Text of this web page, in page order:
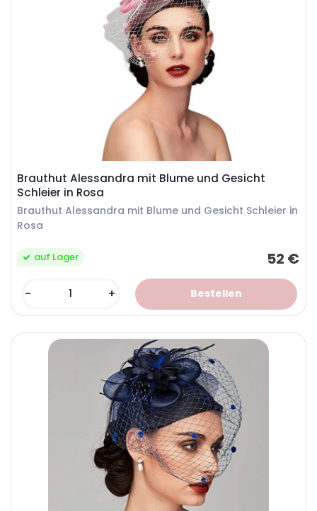
Brauthut Alessandra mit Blume und Gesicht
Schleier in Rosa
Brauthut Alessandra mit Blume und Gesicht Schleier in
Rosa
52 €
auf Lager
- +